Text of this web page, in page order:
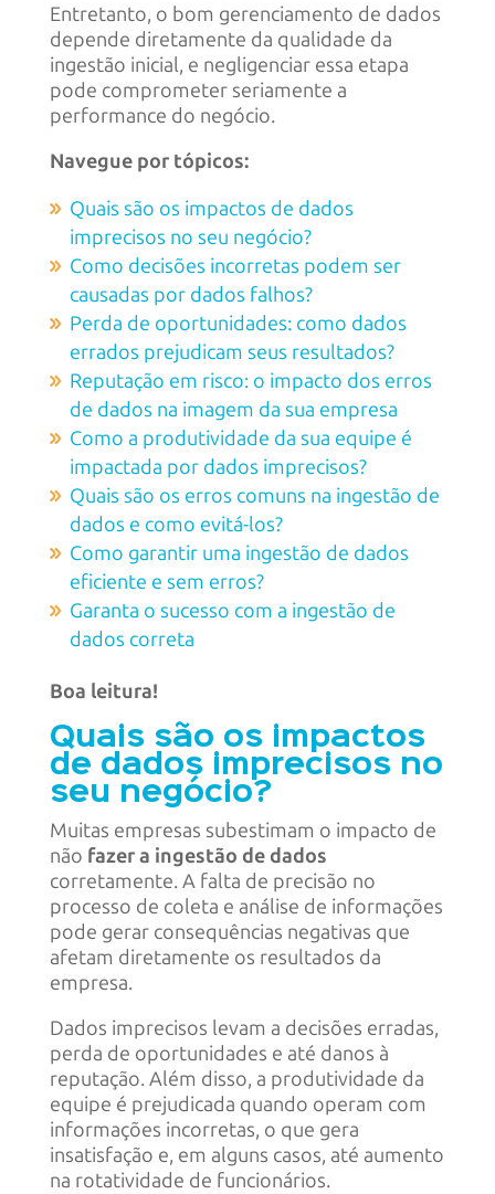
Entretanto, o bom gerenciamento de dados
depende diretamente da qualidade da
ingestão inicial, e negligenciar essa etapa
pode comprometer seriamente a
performance do negócio.
Navegue por tópicos:
Quais são os impactos de dados
imprecisos no seu negócio?
Como decisões incorretas podem ser
causadas por dados falhos?
Perda de oportunidades: como dados
errados prejudicam seus resultados?
Reputação em risco: o impacto dos erros
de dados na imagem da sua empresa
Como a produtividade da sua equipe é
impactada por dados imprecisos?
Quais são os erros comuns na ingestão de
dados e como evitá-los?
Como garantir uma ingestão de dados
eficiente e sem erros?
Garanta o sucesso com a ingestão de
dados correta
Boa leitura!
Quais são os impactos
de dados imprecisos no
seu negócio?
Muitas empresas subestimam o impacto de
não fazer a ingestão de dados
corretamente. A falta de precisão no
processo de coleta e análise de informações
pode gerar consequências negativas que
afetam diretamente os resultados da
empresa.
Dados imprecisos levam a decisões erradas,
perda de oportunidades e até danos à
reputação. Além disso, a produtividade da
equipe é prejudicada quando operam com
informações incorretas, o que gera
insatisfação e, em alguns casos, até aumento
na rotatividade de funcionários.